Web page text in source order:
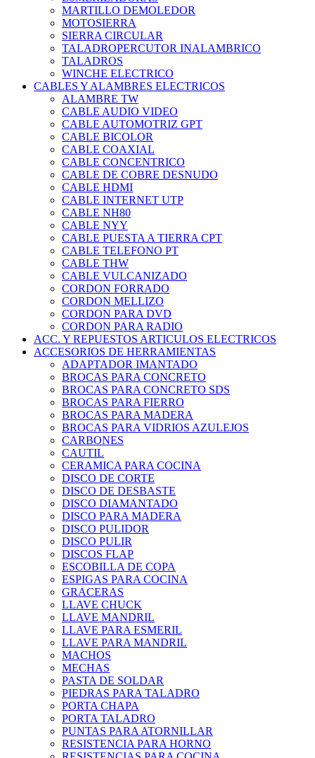
MARTILLO DEMOLEDOR
MOTOSIERRA
SIERRA CIRCULAR
TALADROPERCUTOR INALAMBRICO
TALADROS
WINCHE ELECTRICO
CABLES Y ALAMBRES ELECTRICOS
ALAMBRE TW
CABLE AUDIO VIDEO
CABLE AUTOMOTRIZ GPT
CABLE BICOLOR
CABLE COAXIAL
CABLE CONCENTRICO
CABLE DE COBRE DESNUDO
CABLE HDMI
CABLE INTERNET UTP
CABLE NH80
CABLE NYY
CABLE PUESTA A TIERRA CPT
CABLE TELEFONO PT
CABLE THW
CABLE VULCANIZADO
CORDON FORRADO
CORDON MELLIZO
CORDON PARA DVD
CORDON PARA RADIO
ACC. Y REPUESTOS ARTICULOS ELECTRICOS
ACCESORIOS DE HERRAMIENTAS
ADAPTADOR IMANTADO
BROCAS PARA CONCRETO
BROCAS PARA CONCRETO SDS
BROCAS PARA FIERRO
BROCAS PARA MADERA
BROCAS PARA VIDRIOS AZULEJOS
CARBONES
CAUTIL
CERAMICA PARA COCINA
DISCO DE CORTE
DISCO DE DESBASTE
DISCO DIAMANTADO
DISCO PARA MADERA
DISCO PULIDOR
DISCO PULIR
DISCOS FLAP
ESCOBILLA DE COPA
ESPIGAS PARA COCINA
GRACERAS
LLAVE CHUCK
LLAVE MANDRIL
LLAVE PARA ESMERIL
LLAVE PARA MANDRIL
MACHOS
MECHAS
PASTA DE SOLDAR
PIEDRAS PARA TALADRO
PORTA CHAPA
PORTA TALADRO
PUNTAS PARA ATORNILLAR
RESISTENCIA PARA HORNO